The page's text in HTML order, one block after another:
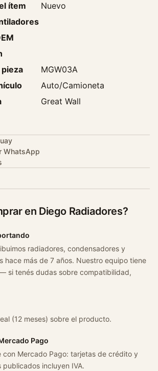
ítem
Nuevo
MGW03A
Auto/Camioneta
Great Wall
WhatsApp
en Diego Radiadores?
radiadores, condensadores y
hace más de 7 años. Nuestro equipo tiene
si tenés dudas sobre compatibilidad,
(12 meses) sobre el producto.
Pago
con Mercado Pago: tarjetas de crédito y
incluyen IVA.